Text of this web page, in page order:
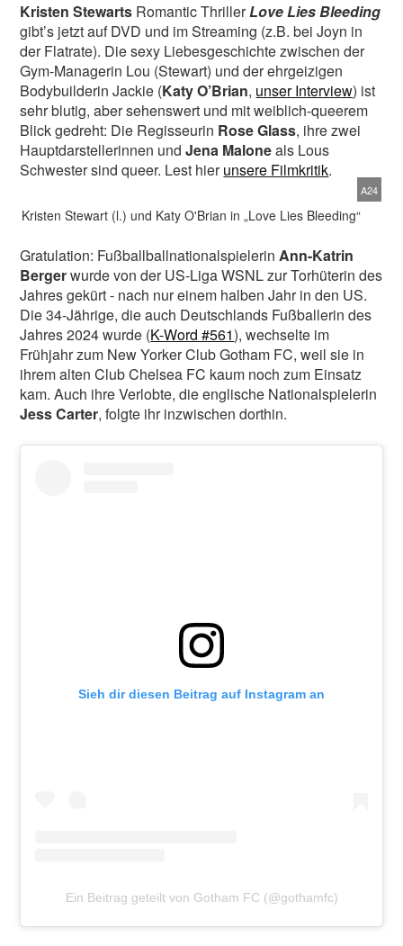
Kristen Stewarts Romantic ThrillerLove Lies Bleeding
gibt’s jetzt auf DVD und im Streaming (z.B. bei Joyn in
der Flatrate). Die sexy Liebesgeschichte zwischen der
Gym-Managerin Lou (Stewart) und der ehrgeizigen
Bodybuilderin Jackie (Katy O’Brian, unser Interview) ist
sehr blutig, aber sehenswert und mit weiblich-queerem
Blick gedreht: Die Regisseurin Rose Glass, ihre zwei
Hauptdarstellerinnen und Jena Maloneals Lous
Schwester sind queer. Lest hierunsere Filmkritik.
A24
Kristen Stewart (l.) und Katy O'Brian in „Love Lies Bleeding“
Gratulation: FußballballnationalspielerinAnn-Katrin
Bergerwurde von der US-Liga WSNL zur Torhüterin des
Jahres gekürt - nach nur einem halben Jahr in den US.
Die 34-Jährige, die auch Deutschlands Fußballerin des
Jahres 2024 wurde (K-Word #561), wechselte im
Frühjahr zum New Yorker Club Gotham FC, weil sie in
ihrem alten Club Chelsea FC kaum noch zum Einsatz
kam. Auch ihre Verlobte, die englische Nationalspielerin
Jess Carter, folgte ihr inzwischen dorthin.
Sieh dir diesen Beitrag auf Instagram an
Ein Beitrag geteilt von Gotham FC (@gothamfc)